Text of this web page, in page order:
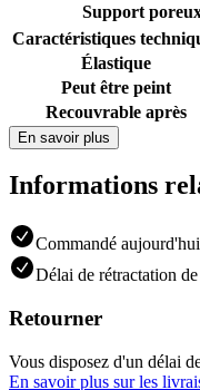
Support
Caractéristiques
Élastique
Peut être peint
Recouvrable après
En savoir plus
Informations
Commandé
Délai de rétractation
Retourner
Vous disposez d'un délai
En savoir plus sur les